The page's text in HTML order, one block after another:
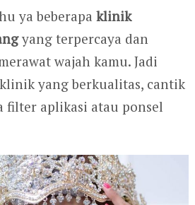
ya beberapa klinik
yang terpercaya dan
wajah kamu. Jadi
yang berkualitas, cantik
filter aplikasi atau ponsel